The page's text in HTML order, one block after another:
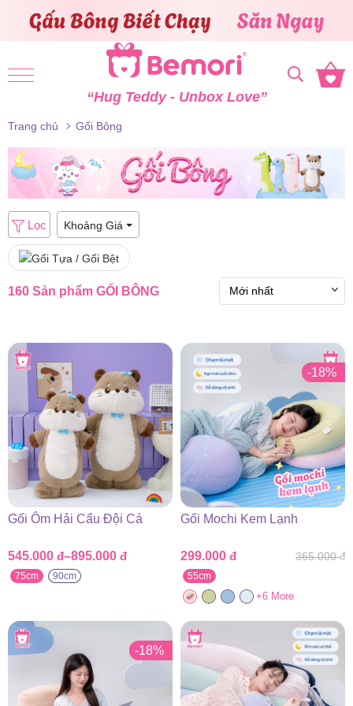
Skip to content
“Hug Teddy - Unbox Love”
Trang chủ Gối Bông
160 Sản phẩm GỐI BÔNG
Gối Ôm Hải Cẩu Đội Cá
545.000 đ–895.000 đ
Khoảng
giá:
đến
895.000 đ
75cm 90cm
-18%
Gối Mochi Kem Lạnh
365.000đ
Giá
gốc
là:
365.000 đ.
299.000 đ
Giá
hiện
tại
là:
299.000 đ.
55cm
+6 More
-18%
Lọc Khoảng Giá